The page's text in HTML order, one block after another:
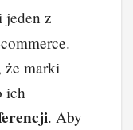
jeden z
że marki
ich
. Aby